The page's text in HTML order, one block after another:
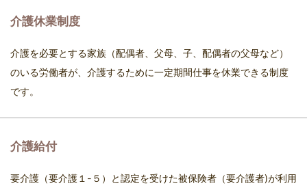
介護休業制度
介護を必要とする家族（配偶者、父母、子、配偶者の父母など）
のいる労働者が、介護するために一定期間仕事を休業できる制度
です。
介護給付
要介護（要介護１-５）と認定を受けた被保険者（要介護者)が利用